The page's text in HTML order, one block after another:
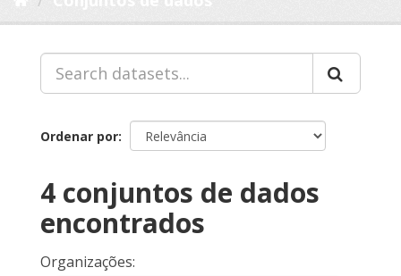
Ordenar por
4 conjuntos de dados
encontrados
Organizações: